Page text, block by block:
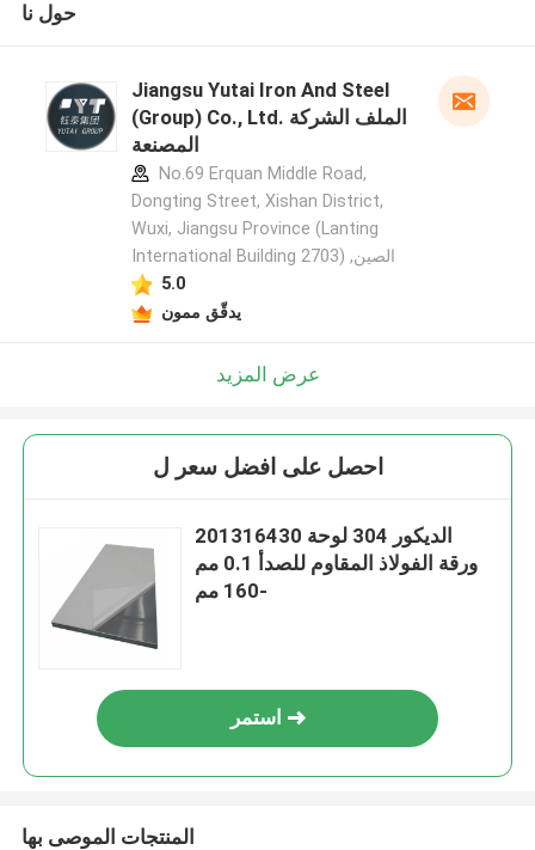
حول نا
Jiangsu Yutai Iron And Steel
(Group) Co., Ltd. الملف الشركة
المصنعة
No.69 Erquan Middle Road,
Dongting Street, Xishan District,
Wuxi, Jiangsu Province (Lanting
International Building 2703) ,الصين
5.0
يدقّق ممون
عرض المزيد
احصل على افضل سعر ل
201316430 الديكور 304 لوحة
ورقة الفولاذ المقاوم للصدأ 0.1 مم
-160 مم
استمر
المنتجات الموصى بها